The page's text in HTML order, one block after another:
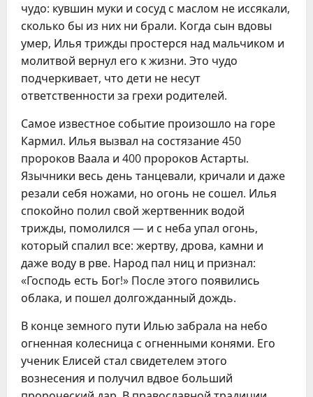
чудо: кувшин муки и сосуд с маслом не иссякали,
сколько бы из них ни брали. Когда сын вдовы
умер, Илья трижды простерся над мальчиком и
молитвой вернул его к жизни. Это чудо
подчеркивает, что дети не несут
ответственности за грехи родителей.
Самое известное событие произошло на горе
Кармил. Илья вызвал на состязание 450
пророков Ваала и 400 пророков Астарты.
Язычники весь день танцевали, кричали и даже
резали себя ножами, но огонь не сошел. Илья
спокойно полил свой жертвенник водой
трижды, помолился — и с неба упал огонь,
который спалил все: жертву, дрова, камни и
даже воду в рве. Народ пал ниц и признал:
«Господь есть Бог!» После этого появились
облака, и пошел долгожданный дождь.
В конце земного пути Илью забрала на небо
огненная колесница с огненными конями. Его
ученик Елисей стал свидетелем этого
вознесения и получил вдвое больший